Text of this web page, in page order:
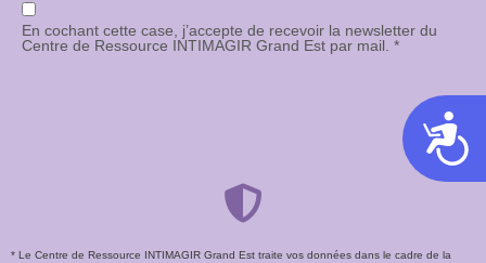
En cochant cette case, j’accepte de recevoir la newsletter du
Centre de Ressource INTIMAGIR Grand Est par mail. *
* Le Centre de Ressource INTIMAGIR Grand Est traite vos données dans le cadre de la